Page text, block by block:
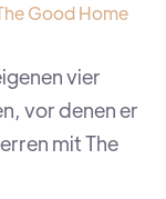
Good Home
vier
vor denen er
mit The